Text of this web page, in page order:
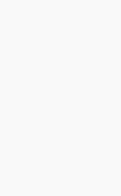
用街头抗争将教
话】华住集团